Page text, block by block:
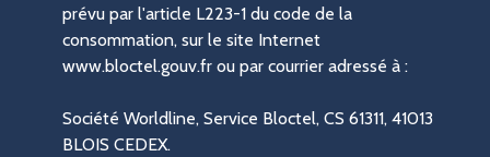
prévu par l'article L223-1 du code de la
consommation, sur le site Internet
www.bloctel.gouv.fr ou par courrier adressé à :
Société Worldline, Service Bloctel, CS 61311, 41013
BLOIS CEDEX.